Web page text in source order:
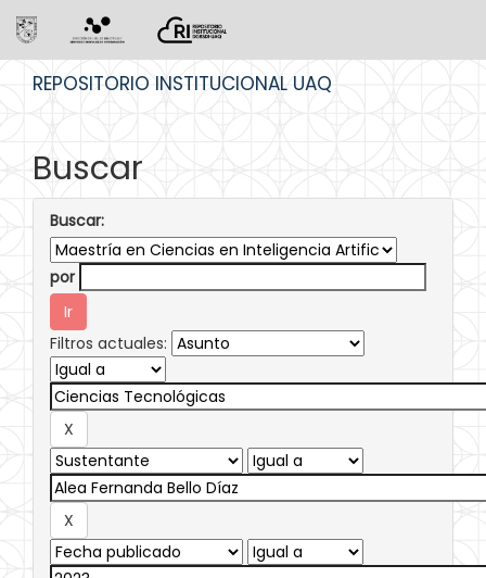
REPOSITORIO INSTITUCIONAL UAQ
Buscar
Buscar:
por
Filtros actuales: